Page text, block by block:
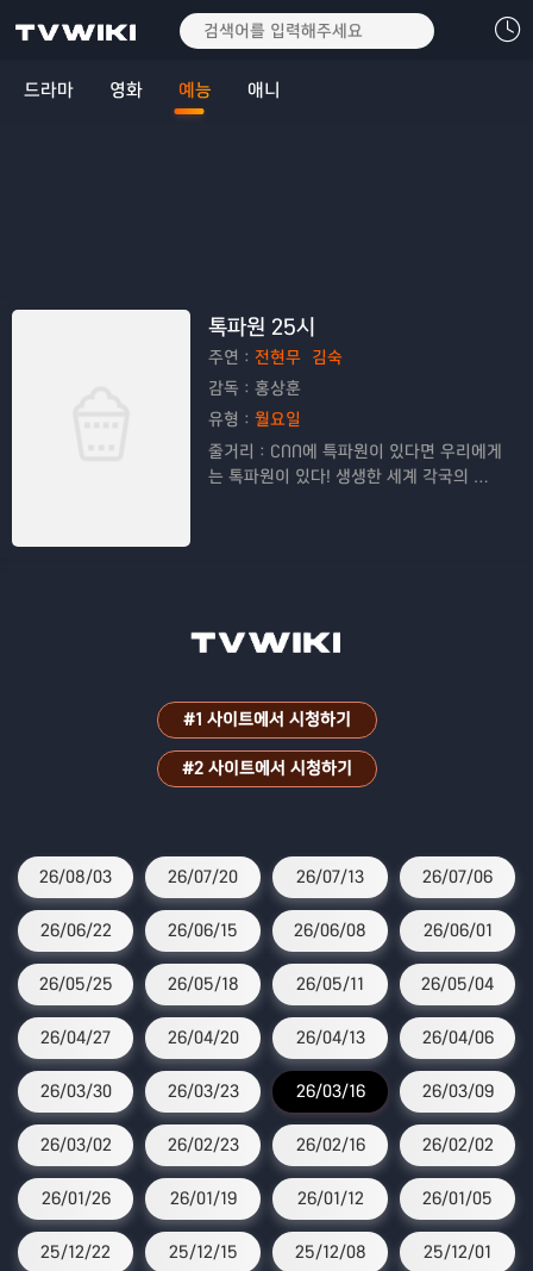
드라마 영화 예능 애니
톡파원 25시
주연： 전현무 김숙
감독： 홍상훈
유형： 월요일
줄거리： CNN에 특파원이 있다면 우리에게
는 톡파원이 있다! 생생한 세계 각국의 현
#1 사이트에서 시청하기
#2 사이트에서 시청하기
26/08/03 26/07/20 26/07/13 26/07/06
26/06/22 26/06/15 26/06/08 26/06/01
26/05/25 26/05/18 26/05/11 26/05/04
26/04/27 26/04/20 26/04/13 26/04/06
26/03/30 26/03/23 26/03/16 26/03/09
26/03/02 26/02/23 26/02/16 26/02/02
26/01/26 26/01/19 26/01/12 26/01/05
25/12/22 25/12/15 25/12/08 25/12/01